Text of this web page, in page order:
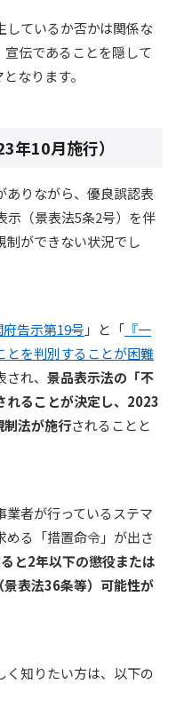
しているか否かは関係な
宣伝であることを隠して
なります。
年10月施行）
ありながら、優良誤認表
示（景表法5条2号）を伴
制ができない状況でし
府告示第19号 」と「 『一
とを判別することが困難
れ、 景品表示法の「不
れることが決定し、2023
法が施行されることと
者が行っているステマ
る「措置命令」が出さ
と2年以下の懲役または
表法36条等）可能性が
く知りたい方は、以下の